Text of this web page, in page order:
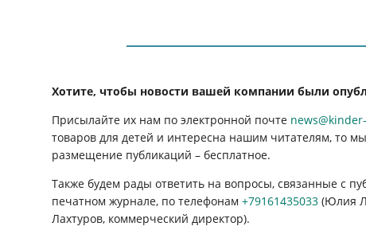
Хотите, чтобы новости вашей компании были
Присылайте их нам по электронной почте
товаров для детей и интересна нашим читателям, то
размещение публикаций–бесплатное.
Также будем рады ответить на вопросы, связанные с
печатном журнале, по телефонам+79161435033 (Юлия
Лахтуров, коммерческий директор).